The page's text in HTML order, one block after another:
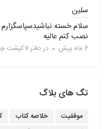
سلین
سلام خسته
نصب کنم عالیه
6 ماه پیش دردفتر لاکپشت
تگ های بلاگ
موفقیت خلاصه کتاب